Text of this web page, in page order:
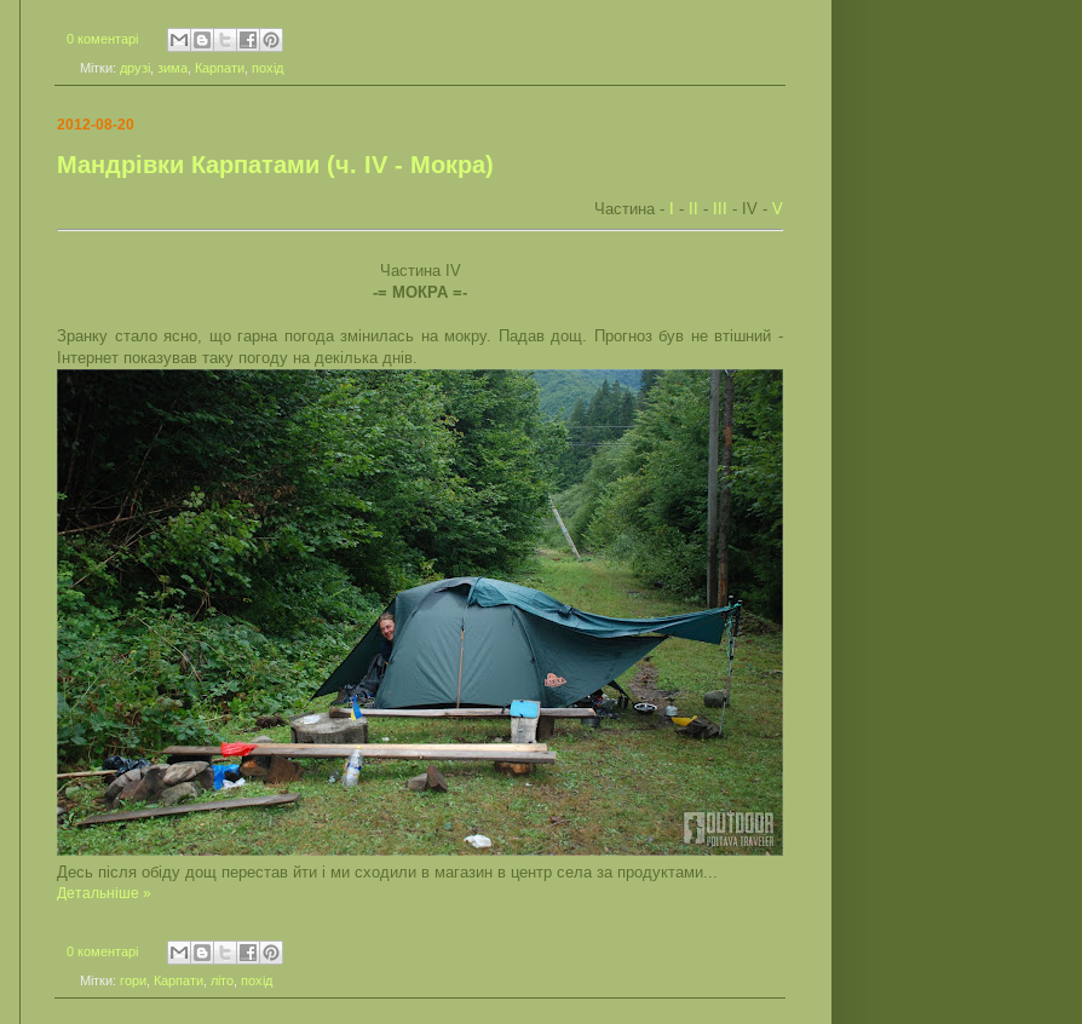
0 коментарі
Мітки: друзі, зима Карпати, похід
2012-08-20
Мандрівки Карпатами (ч. ІV - Мокра)
Частина - - - - ІV - V
Частина ІV
-= МОКРА =-
Зранку стало ясно, що гарна погода змінилась на мокру. Падав дощ. Прогноз був не втішний -
Інтернет показував таку погоду на декілька днів.
Десь після обіду дощ перестав йти і ми сходили в магазин в центр села за продуктами...
Детальніше »
0 коментарі
Мітки: гори, Карпати, літо, похід